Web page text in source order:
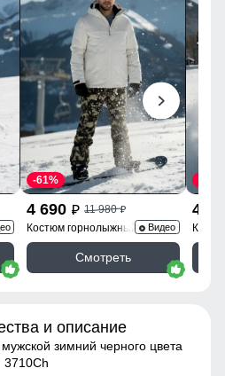
4 690 p 11 980p
-61%
Костюм горнолыжный
02412Bl
Видео
Смотреть
4
и описание
зимний черного цвета
3710Ch